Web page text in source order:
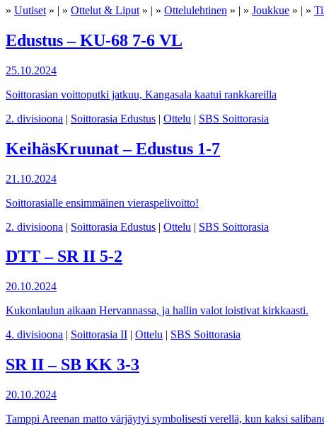
» Uutiset » | » Ottelut & Liput » | » Ottelulehtinen » | » Joukkue » | »
Edustus – KU-68 7-6 VL
25.10.2024
Soittorasian voittoputki jatkuu, Kangasala kaatui rankkareilla
2. divisioona | Soittorasia Edustus | Ottelu | SBS Soittorasia
KeihäsKruunat – Edustus 1-7
21.10.2024
Soittorasialle ensimmäinen vieraspelivoitto!
2. divisioona | Soittorasia Edustus | Ottelu | SBS Soittorasia
DTT – SR II 5-2
20.10.2024
Kukonlaulun aikaan Hervannassa, ja hallin valot loistivat kirkkaasti.
4. divisioona | Soittorasia II | Ottelu | SBS Soittorasia
SR II – SB KK 3-3
20.10.2024
Tamppi Areenan matto värjäytyi symbolisesti verellä, kun kaksi